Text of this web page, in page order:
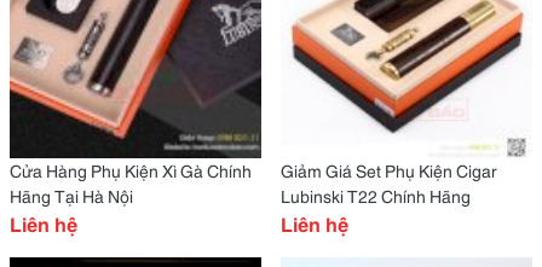
Cửa Hàng Phụ Kiện Xì Gà Chính
Hãng Tại Hà Nội
Liên hệ
Giảm Giá Set Phụ Kiện Cigar
Lubinski T22 Chính Hãng
Liên hệ